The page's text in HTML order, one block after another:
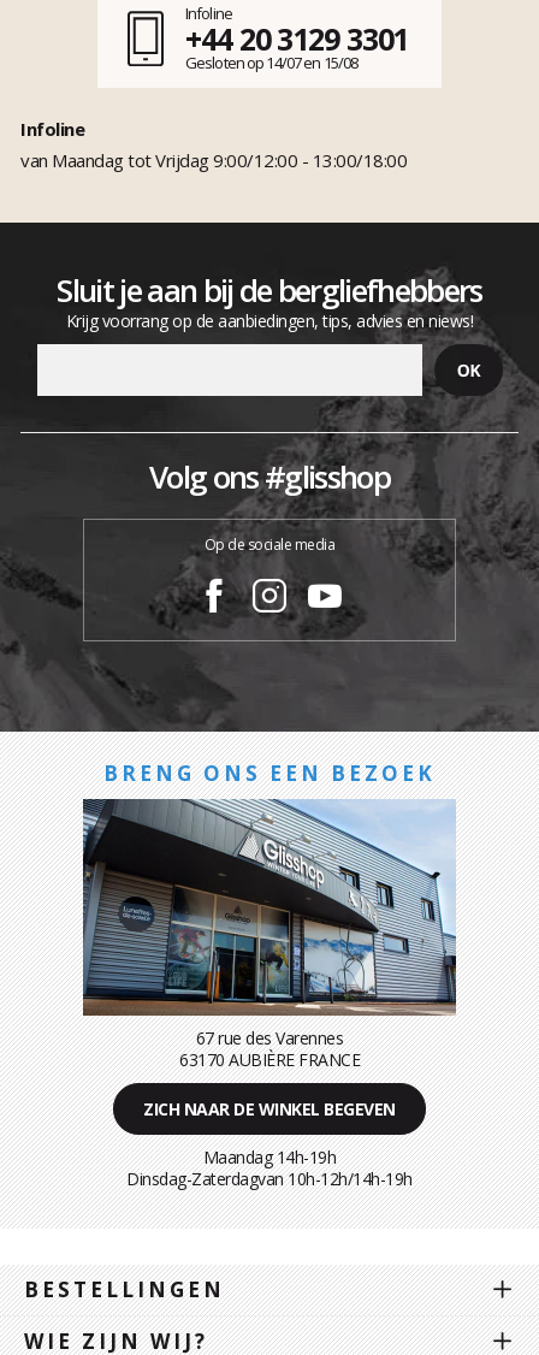
Infoline
+44 20 3129 3301
Gesloten op 14/07 en 15/08
Infoline
van Maandag tot Vrijdag 9:00/12:00 - 13:00/18:00
Sluit je aan bij de bergliefhebbers
Krijg voorrang op de aanbiedingen, tips, advies en niews!
Volg ons #glisshop
Op de sociale media
BRENG ONS EEN BEZOEK
67 rue des Varennes
63170 AUBIÈRE FRANCE
ZICH NAAR DE WINKEL BEGEVEN
Maandag 14h-19h
Dinsdag-Zaterdagvan 10h-12h/14h-19h
BESTELLINGEN
WIE ZIJN WIJ?